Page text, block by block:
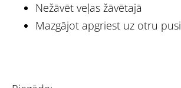
Nežāvēt veļas žāvētajā
Mazgājot apgriest uz otru pusi